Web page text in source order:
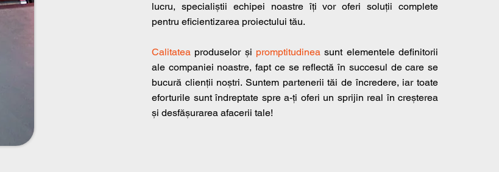
lucru, specialiștii echipei noastre îți vor oferi soluții complete
pentru eficientizarea proiectului tău.
Calitatea produselor și promptitudineasunt elementele definitorii
ale companiei noastre, fapt ce se reflectă în succesul de care se
bucură clienții noștri. Suntem partenerii tăi de încredere, iar toate
eforturile sunt îndreptate spre a-ți oferi un sprijin real în creșterea
și desfășurarea afacerii tale!